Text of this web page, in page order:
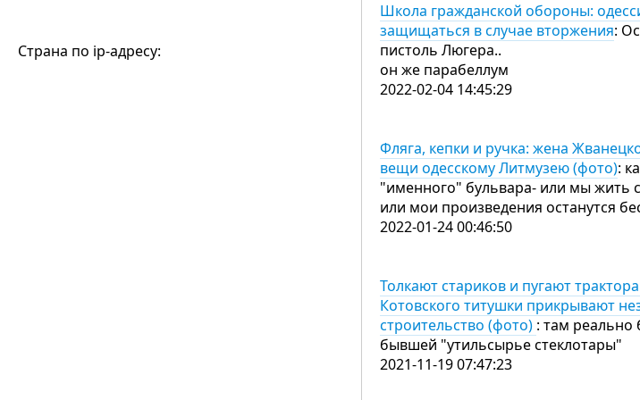
Страна по ip-адресу:
Школа гражданской обороны:
защищаться в случае вторжения:
пистоль Люгера..
он же парабеллум
2022-02-04 14:45:29
Фляга, кепки и ручка: жена
вещи одесскому Литмузею (фото):
"именного" бульвара- или мы жить
или мои произведения останутся
2022-01-24 00:46:50
Толкают стариков и пугают
Котовского титушки прикрывают
строительство (фото) : там реально
бывшей "утильсырье стеклотары"
2021-11-19 07:47:23